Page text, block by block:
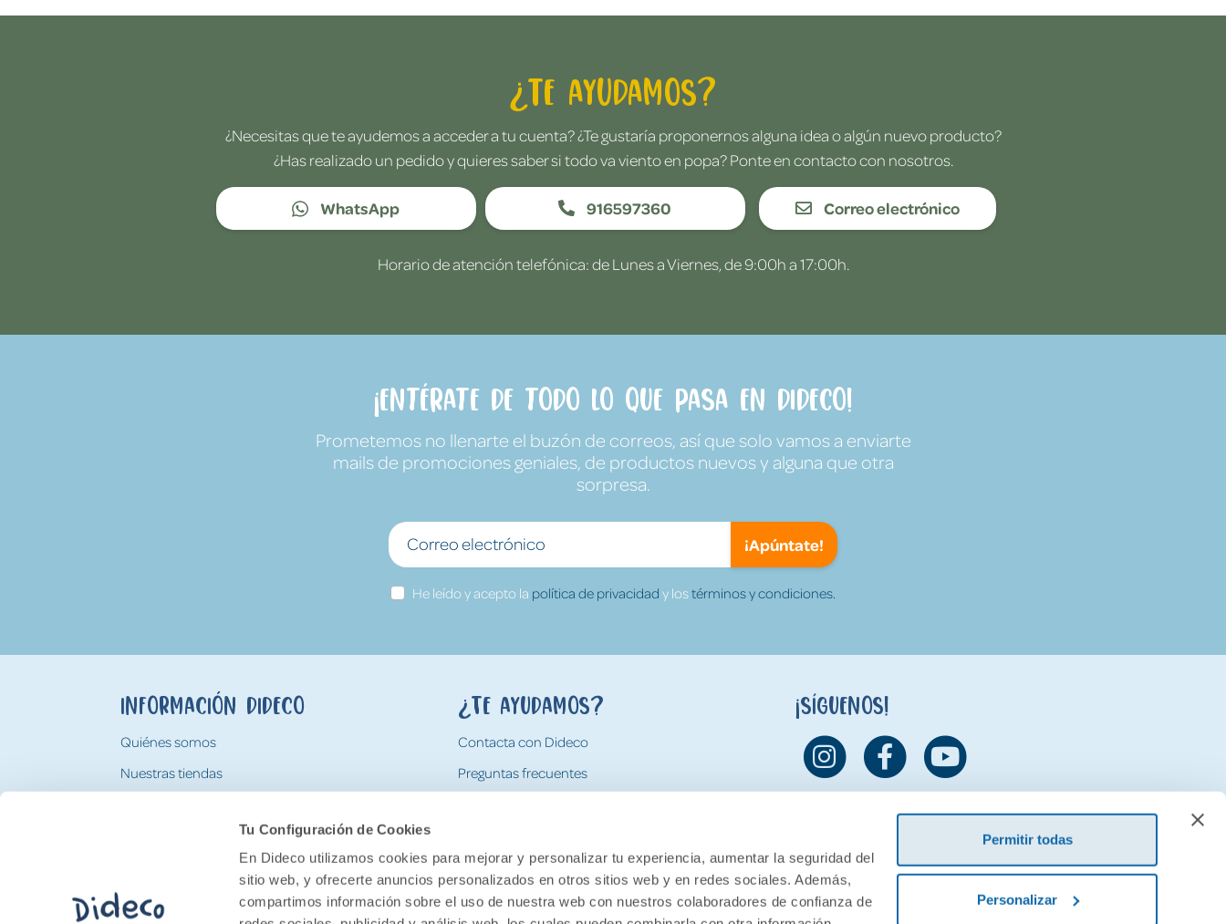
Tu Configuración de Cookies
En Dideco utilizamos cookies para mejorar y personalizar tu experiencia, aumentar la seguridad del
sitio web, y ofrecerte anuncios personalizados en otros sitios web y en redes sociales. Además,
compartimos información sobre el uso de nuestra web con nuestros colaboradores de confianza de
Permitir todas
Personalizar
¿Te ayudamos?
¿Necesitas que te ayudemos a acceder a tu cuenta? ¿Te gustaría proponernos alguna idea o algún nuevo producto?
¿Has realizado un pedido y quieres saber si todo va viento en popa? Ponte en contacto con nosotros.
WhatsApp 916597360 Correo electrónico
Horario de atención telefónica: de Lunes a Viernes, de 9:00h a 17:00h.
¡Entérate de todo lo que pasa en Dideco!
Prometemos no llenarte el buzón de correos, así que solo vamos a enviarte
mails de promociones geniales, de productos nuevos y alguna que otra
sorpresa.
¡Apúntate!
He leído y acepto la política de privacidad y lostérminos y condiciones.
Información Dideco
Quiénes somos
Nuestras tiendas
Tarjeta Regalo Dideco
¿Te ayudamos?
Contacta con Dideco
Preguntas frecuentes
Devoluciones
¡Síguenos!